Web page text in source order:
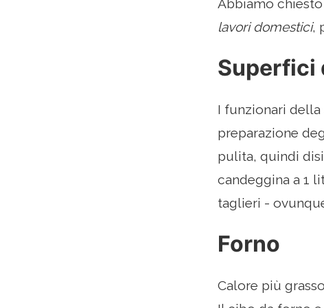
Abbiamo
lavori domestici,
Superfici
I funzionari
preparazione
pulita, quindi
candeggina a 1
taglieri -
Forno
Calore più